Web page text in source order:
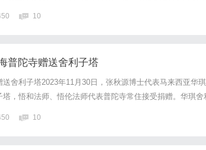
展音乐文化市场、促进各国音乐文化交流做出了突出贡献。
中拉开帷幕。孙楠、吴莫愁、冯...
10
普陀寺赠送舍利子塔
舍利子塔2023年11月30日，张秋源博士代表马来西亚华琪
，悟和法师、悟伦法师代表普陀寺常住接受捐赠。华琪舍
佛法久住世间，发心守护佛陀与众圣弟子...
10